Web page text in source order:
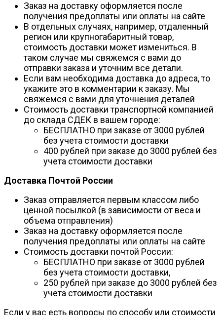
Заказ на доставку оформляется после
получения предоплаты или оплаты на сайте
В отдельных случаях, например, отдаленный
регион или крупногабаритный товар,
стоимость доставки может измениться. В
таком случае мы свяжемся с вами до
отправки заказа и уточним все детали.
Если вам необходима доставка до адреса, то
укажите это в комментарии к заказу. Мы
свяжемся с вами для уточнения деталей
Стоимость доставки транспортной компанией
до склада СДЕК в вашем городе:
БЕСПЛАТНО при заказе от 3000 рублей
без учета стоимости доставки
400 рублей при заказе до 3000 рублей без
учета стоимости доставки
Доставка Почтой России
Заказ отправляется первым классом либо
ценной посылкой (в зависимости от веса и
объема отправления)
Заказ на доставку оформляется после
получения предоплаты или оплаты на сайте
Стоимость доставки почтой России:
БЕСПЛАТНО при заказе от 3000 рублей
без учета стоимости доставки,
250 рублей при заказе до 3000 рублей без
учета стоимости доставки
Если у вас есть вопросы по способу или стоимости